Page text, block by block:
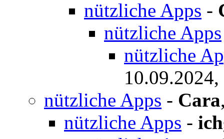
18:17
nützliche Apps-
nützliche Apps
nützliche
nützliche Apps-Cara